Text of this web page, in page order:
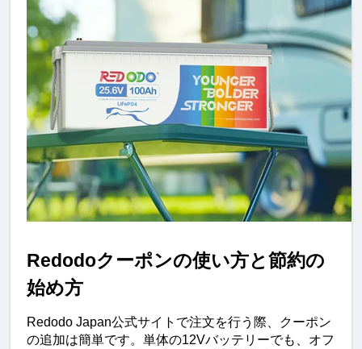
Redodoクーポンの使い方と節約の
始め方
Redodo Japan公式サイトで注文を行う際、クーポン
の追加は簡単です。単体の12Vバッテリーでも、オフ